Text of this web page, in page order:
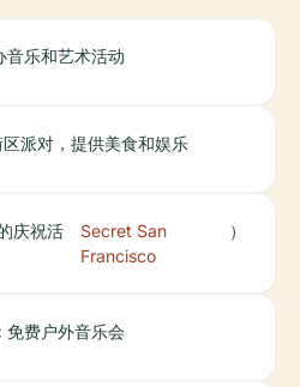
音乐和艺术活动
派对，提供美食和娱乐
庆祝活
Secret San
Francisco
）
免费户外音乐会